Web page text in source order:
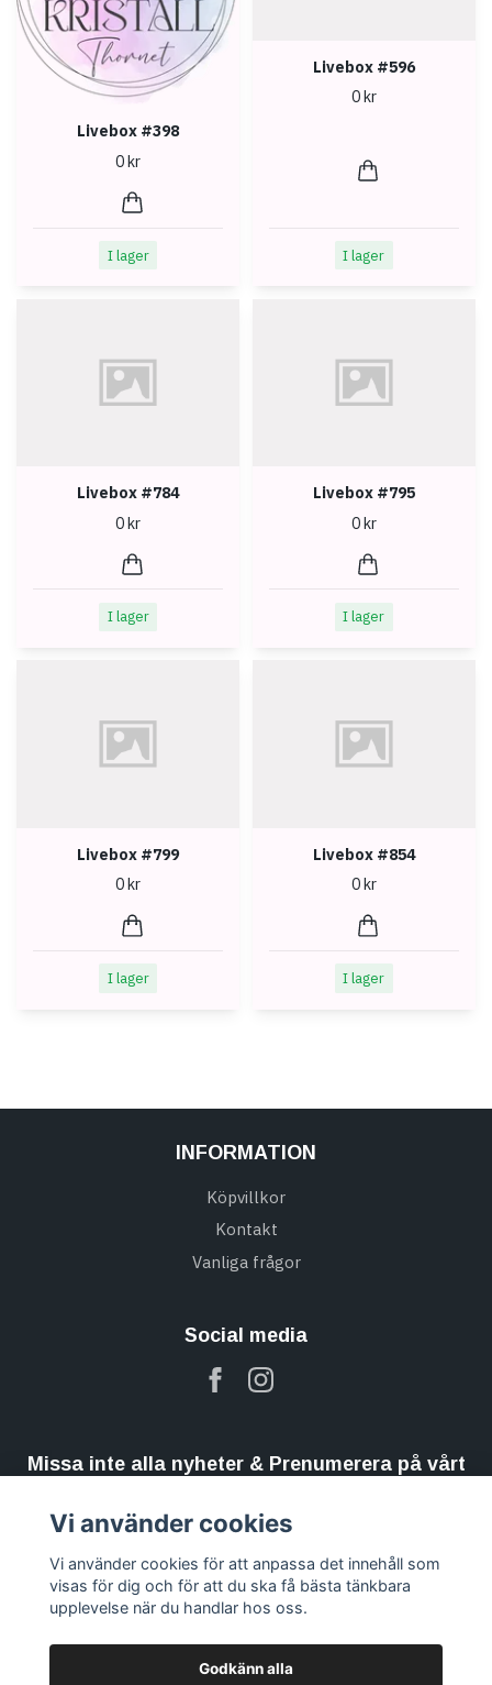
Livebox #398
0 kr
I lager
Livebox #596
0 kr
I lager
Livebox #784
0 kr
I lager
Livebox #795
0 kr
I lager
Livebox #799
0 kr
I lager
Livebox #854
0 kr
I lager
INFORMATION
Köpvillkor
Kontakt
Vanliga frågor
Social media
Missa inte alla nyheter & Prenumerera på vårt
Vi använder cookies
Vi använder cookies för att anpassa det innehåll som
visas för dig och för att du ska få bästa tänkbara
upplevelse när du handlar hos oss.
Godkänn alla